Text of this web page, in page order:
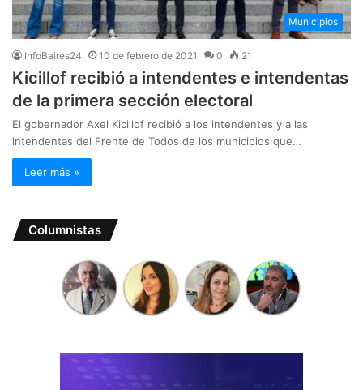
Municipios
InfoBaires24 10 de febrero de 2021 0 21
Kicillof recibió a intendentes e intendentas
de la primera sección electoral
El gobernador Axel Kicillof recibió a los intendentes y a las
intendentas del Frente de Todos de los municipios que…
Leer más »
Columnistas